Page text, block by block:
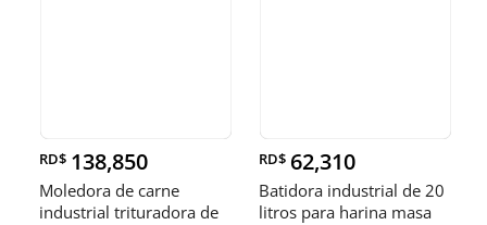
RD$ 138,850
Moledora de carne
industrial trituradora de
RD$ 62,310
Batidora industrial de 20
litros para harina masa